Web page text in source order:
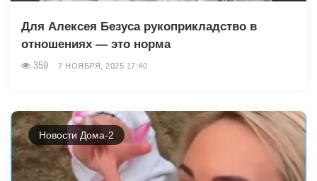
Для Алексея Безуса рукоприкладство в
отношениях — это норма
359 7 НОЯБРЯ, 2025 17:40
Новости Дома-2